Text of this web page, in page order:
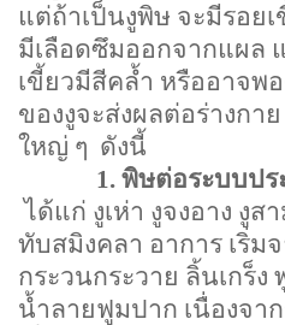
แต่ถ้าเป็นงูพิษ จะมีรอยเ
มีเลือดซึมออกจากแผล
เขี้ยวมีสีคล้ำ หรืออาจพ
ของงูจะส่งผลต่อร่างกาย
ใหญ่ ๆ ดังนี้
1. พิษต่อระบบปร
ได้แก่ งูเห่า งูจงอาง งูส
ทับสมิงคลา อาการ เริ่ม
กระวนกระวาย ลิ้นเกร็
น้ำลายฟูมปาก เนื่องจา